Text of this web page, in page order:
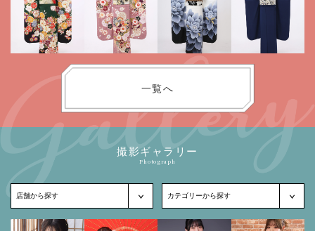
一覧へ
撮影ギャラリー
Photograph